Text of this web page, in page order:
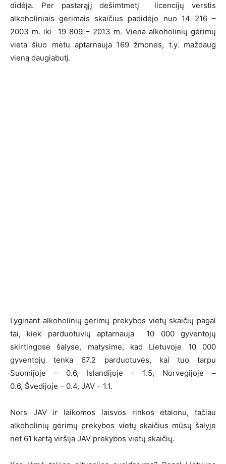
didėja. Per pastarąjį dešimtmetį licencijų verstis
alkoholiniais gėrimais skaičius padidėjo nuo 14 216 –
2003 m. iki 19 809 – 2013 m. Viena alkoholinių gėrimų
vieta šiuo metu aptarnauja 169 žmones, t.y. maždaug
vieną daugiabutį.
Lyginant alkoholinių gėrimų prekybos vietų skaičių pagal
tai, kiek parduotuvių aptarnauja 10 000 gyventojų
skirtingose šalyse, matysime, kad Lietuvoje 10 000
gyventojų tenka 67.2 parduotuvės, kai tuo tarpu
Suomijoje – 0.6, Islandijoje – 1.5, Norvegijoje –
0.6, Švedijoje – 0.4, JAV – 1.1.
Nors JAV ir laikomos laisvos rinkos etalonu, tačiau
alkoholinių gėrimų prekybos vietų skaičius mūsų šalyje
net 61 kartą viršija JAV prekybos vietų skaičių.